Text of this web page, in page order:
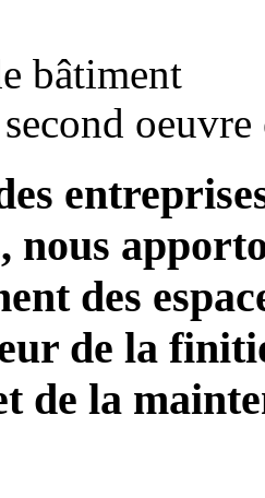
bâtiment
des
de la
de la